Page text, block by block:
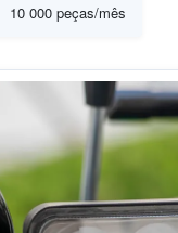
10 000 peças/mês